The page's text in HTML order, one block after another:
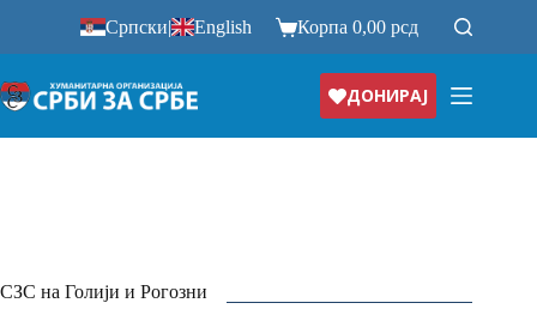
Српски| English Корпа0,00рсд
ДОНИРАЈ
СЗС на Голији и Рогозни